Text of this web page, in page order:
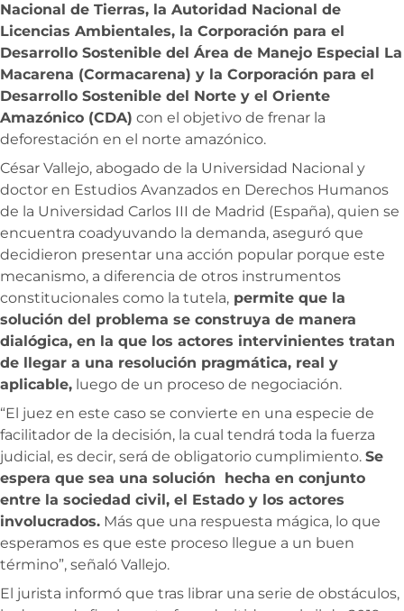
Nacional de Tierras, la Autoridad Nacional de
Licencias Ambientales, la Corporación para el
Desarrollo Sostenible del Área de Manejo Especial La
Macarena (Cormacarena) y la Corporación para el
Desarrollo Sostenible del Norte y el Oriente
Amazónico (CDA) con el objetivo de frenar la
deforestación en el norte amazónico.
César Vallejo, abogado de la Universidad Nacional y
doctor en Estudios Avanzados en Derechos Humanos
de la Universidad Carlos III de Madrid (España), quien se
encuentra coadyuvando la demanda, aseguró que
decidieron presentar una acción popular porque este
mecanismo, a diferencia de otros instrumentos
constitucionales como la tutela, permite que la
solución del problema se construya de manera
dialógica, en la que los actores intervinientes tratan
de llegar a una resolución pragmática, real y
aplicable, luego de un proceso de negociación.
“El juez en este caso se convierte en una especie de
facilitador de la decisión, la cual tendrá toda la fuerza
judicial, es decir, será de obligatorio cumplimiento. Se
espera que sea una solución hecha en conjunto
entre la sociedad civil, el Estado y los actores
involucrados. Más que una respuesta mágica, lo que
esperamos es que este proceso llegue a un buen
término”, señaló Vallejo.
El jurista informó que tras librar una serie de obstáculos,